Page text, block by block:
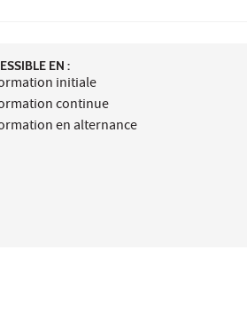
EN :
initiale
continue
en alternance